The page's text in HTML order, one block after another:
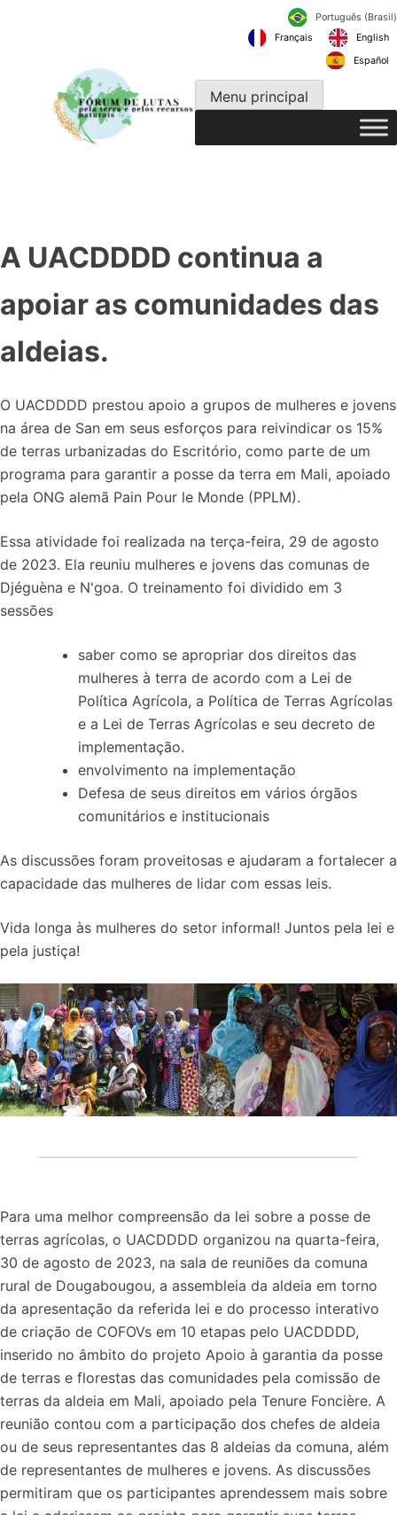
Français
Menu principal
A UACDDDD continua a
apoiar as comunidades das
aldeias.
O UACDDDD prestou apoio a grupos de mulheres e jovens
na área de San em seus esforços para reivindicar os 15%
de terras urbanizadas do Escritório, como parte de um
programa para garantir a posse da terra em Mali, apoiado
pela ONG alemã Pain Pour le Monde (PPLM).
Essa atividade foi realizada na terça-feira, 29 de agosto
de 2023. Ela reuniu mulheres e jovens das comunas de
Djéguèna e N'goa. O treinamento foi dividido em 3
sessões
saber como se apropriar dos direitos das
mulheres à terra de acordo com a Lei de
Política Agrícola, a Política de Terras Agrícolas
e a Lei de Terras Agrícolas e seu decreto de
implementação.
envolvimento na implementação
Defesa de seus direitos em vários órgãos
comunitários e institucionais
As discussões foram proveitosas e ajudaram a fortalecer a
capacidade das mulheres de lidar com essas leis.
Vida longa às mulheres do setor informal! Juntos pela lei e
pela justiça!
Para uma melhor compreensão da lei sobre a posse de
terras agrícolas, o UACDDDD organizou na quarta-feira,
30 de agosto de 2023, na sala de reuniões da comuna
rural de Dougabougou, a assembleia da aldeia em torno
da apresentação da referida lei e do processo interativo
de criação de COFOVs em 10 etapas pelo UACDDDD,
inserido no âmbito do projeto Apoio à garantia da posse
de terras e florestas das comunidades pela comissão de
terras da aldeia em Mali, apoiado pela Tenure Foncière. A
reunião contou com a participação dos chefes de aldeia
ou de seus representantes das 8 aldeias da comuna, além
de representantes de mulheres e jovens. As discussões
permitiram que os participantes aprendessem mais sobre